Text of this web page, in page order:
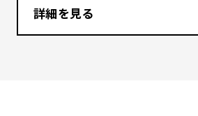
詳細を見る